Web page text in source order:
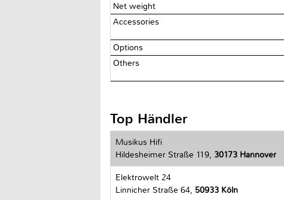
Net weight
Accessories
Options
Others
Top Händler
Musikus Hifi
Hildesheimer Straße 119, 30173 Hannover
Elektrowelt 24
Linnicher Straße 64, 50933 Köln